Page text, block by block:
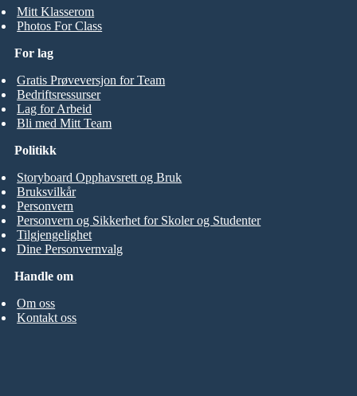
Mitt Klasserom
Photos For Class
For lag
Gratis Prøveversjon for Team
Bedriftsressurser
Lag for Arbeid
Bli med Mitt Team
Handle om
Om oss
Kontakt oss
Politikk
Storyboard Opphavsrett og Bruk
Bruksvilkår
Personvern
Personvern og Sikkerhet for Skoler og Studenter
Tilgjengelighet
Dine Personvernvalg